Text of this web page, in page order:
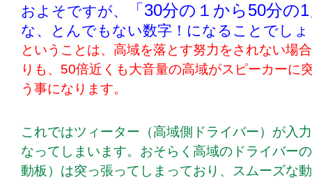
およそですが、 「30分の１から50分の
な、とんでもない数字！になることでし
ということは、高域を落とす努力をされない場
りも、50倍近くも大音量の高域がスピーカーに
う事になります。
これではツィーター（高域側ドライバー）が入
なってしまいます。おそらく高域のドライバー
動板）は突っ張ってしまっており、スムーズな